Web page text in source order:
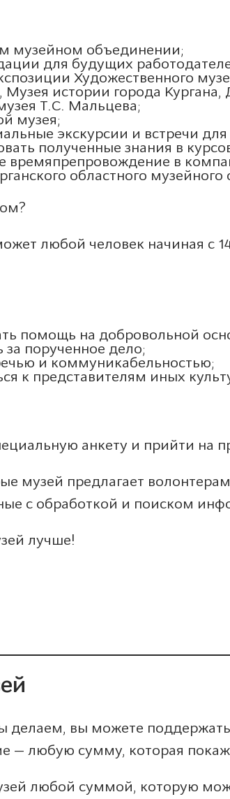
музейном объединении;
для будущих
Художественного
Музея истории города
Т.С. Мальцева;
музея;
экскурсии и встречи для
полученные знания в
времяпрепровождение в
областного
любой человек начиная с
помощь на добровольной
за порученное дело;
и коммуникабельностью;
к представителям иных
анкету и прийти на
музей предлагает
с обработкой и поиском
лучше!
делаем, вы можете
— любую сумму, которая
любой суммой, которую